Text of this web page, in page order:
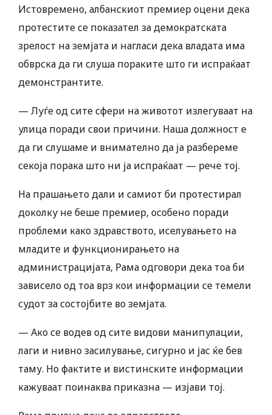
Истовремено, албанскиот премиер оцени дека
протестите се показател за демократската
зрелост на земјата и нагласи дека владата има
обврска да ги слуша пораките што ги испраќаат
демонстрантите.
— Луѓе од сите сфери на животот излегуваат на
улица поради свои причини. Наша должност е
да ги слушаме и внимателно да ја разбереме
секоја порака што ни ја испраќаат — рече тој.
На прашањето дали и самиот би протестирал
доколку не беше премиер, особено поради
проблеми како здравството, иселувањето на
младите и функционирањето на
администрацијата, Рама одговори дека тоа би
зависело од тоа врз кои информации се темели
судот за состојбите во земјата.
— Ако се водев од сите видови манипулации,
лаги и нивно засилување, сигурно и јас ќе бев
таму. Но фактите и вистинските информации
кажуваат поинаква приказна — изјави тој.